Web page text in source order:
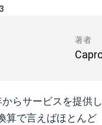
著者
らサービスを提供
算で言えばほとんど